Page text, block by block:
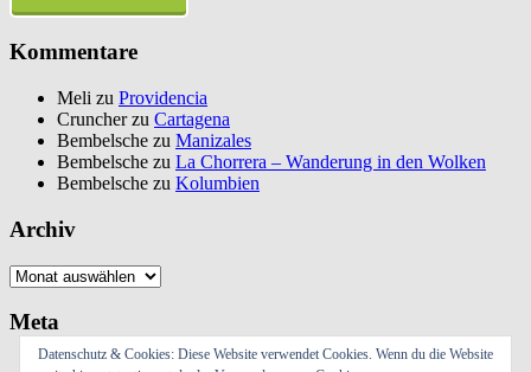
Kommentare
Meli zu Providencia
Cruncherzu Cartagena
Bembelsche zu Manizales
Bembelsche zu La Chorrera – Wanderung in den Wolken
Bembelsche zu Kolumbien
Archiv
Archiv
Meta
Anmelden
Datenschutz & Cookies: Diese Website verwendet Cookies. Wenn du die Website